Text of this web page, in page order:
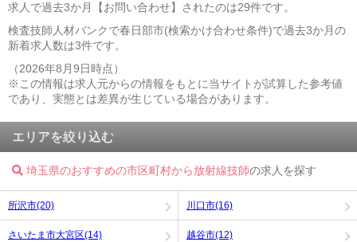
求人で過去3か月【お問い合わせ】されたのは29件です。
検査技師人材バンクで春日部市(検索かけ合わせ条件)で過去3か月の
新着求人数は3件です。
（2026年8月9日時点）
※この情報は求人元からの情報をもとに当サイトが試算した参考値
であり、実態とは差異が生じている場合があります。
エリアを絞り込む
埼玉県のおすすめの市区町村から放射線技師の求人を探す
所沢市(20) 川口市(16)
さいたま市大宮区(14) 越谷市(12)